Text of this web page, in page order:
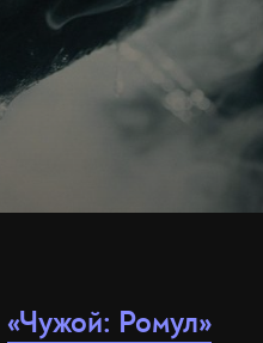
«Чужой: Ромул»